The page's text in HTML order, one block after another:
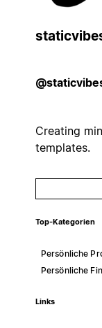
Creating
templates.
Top-Kategorien
Persönliche
Persönliche
Links